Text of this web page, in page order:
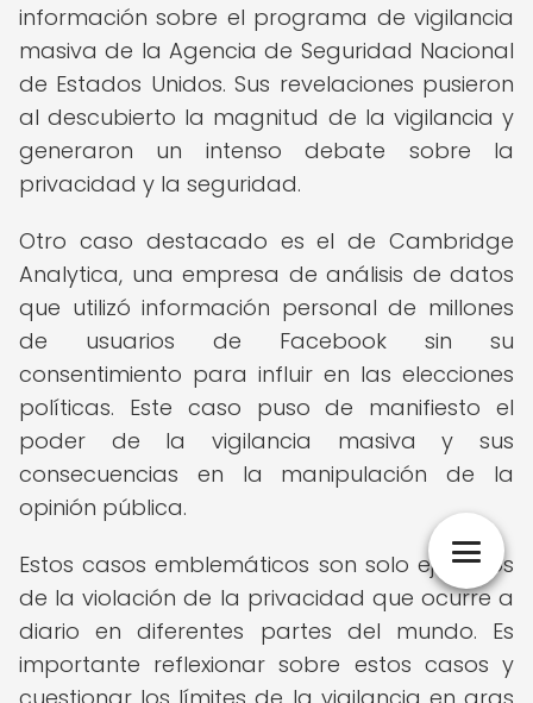
información sobre el programa de vigilancia
masiva de la Agencia de Seguridad Nacional
de Estados Unidos. Sus revelaciones pusieron
al descubierto la magnitud de la vigilancia y
generaron un intenso debate sobre la
privacidad y la seguridad.
Otro caso destacado es el de Cambridge
Analytica, una empresa de análisis de datos
que utilizó información personal de millones
de usuarios de Facebook sin su
consentimiento para influir en las elecciones
políticas. Este caso puso de manifiesto el
poder de la vigilancia masiva y sus
consecuencias en la manipulación de la
opinión pública.
Estos casos emblemáticos son solo ejemplos
de la violación de la privacidad que ocurre a
diario en diferentes partes del mundo. Es
importante reflexionar sobre estos casos y